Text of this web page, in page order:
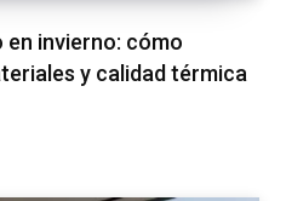
invierno: cómo
y calidad térmica